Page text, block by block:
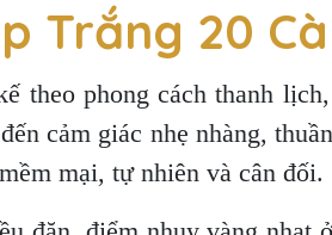
Trắng 20
theo phong cách thanh
cảm giác nhẹ nhàng,
mại, tự nhiên và cân đối.